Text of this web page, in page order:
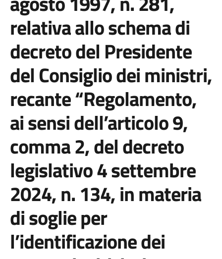
relativa allo schema di
decreto del Presidente
del Consiglio dei ministri,
recante “Regolamento,
ai sensi dell’articolo 9,
comma 2, del decreto
legislativo 4 settembre
2024, n. 134, in materia
di soglie per
l’identificazione dei